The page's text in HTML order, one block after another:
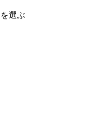
選ぶ